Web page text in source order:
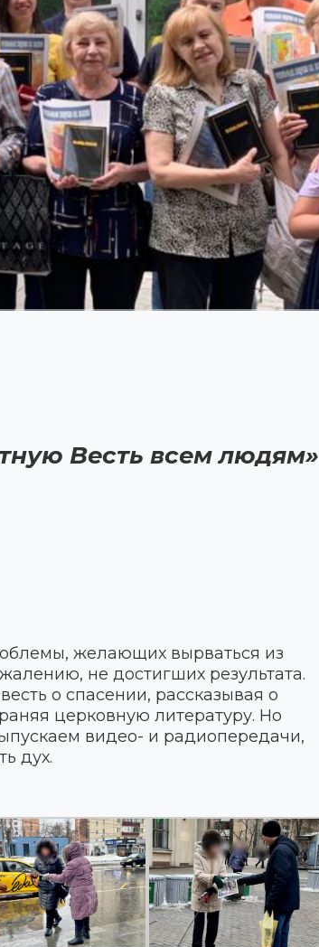
Весть всем людям»
желающих вырваться из
не достигших результата.
о спасении, рассказывая о
церковную литературу. Но
видео- и радиопередачи,
дух.